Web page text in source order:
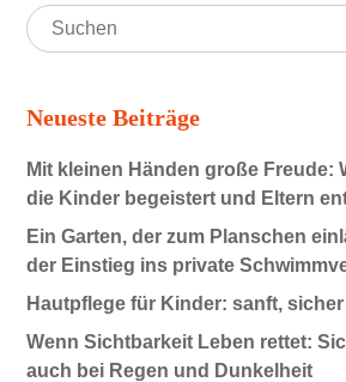
Neueste Beiträge
Mit kleinen Händen große Freude:
die Kinder begeistert und Eltern
Ein Garten, der zum Planschen
der Einstieg ins private
Hautpflege für Kinder: sanft,
Wenn Sichtbarkeit Leben rettet:
auch bei Regen und Dunkelheit